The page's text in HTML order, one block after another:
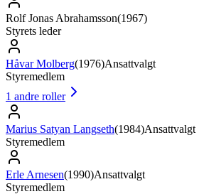
Rolf Jonas Abrahamsson(1967)
Styrets leder
Håvar Molberg(1976)Ansattvalgt
Styremedlem
1 andre roller
Marius Satyan Langseth(1984)Ansattvalgt
Styremedlem
Erle Arnesen(1990)Ansattvalgt
Styremedlem